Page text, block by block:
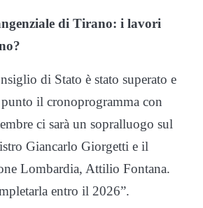
di Tirano: i lavori
di Stato è stato superato e
il cronoprogramma con
ci sarà un sopralluogo sul
Giancarlo Giorgetti e il
Lombardia, Attilio Fontana.
entro il 2026”.